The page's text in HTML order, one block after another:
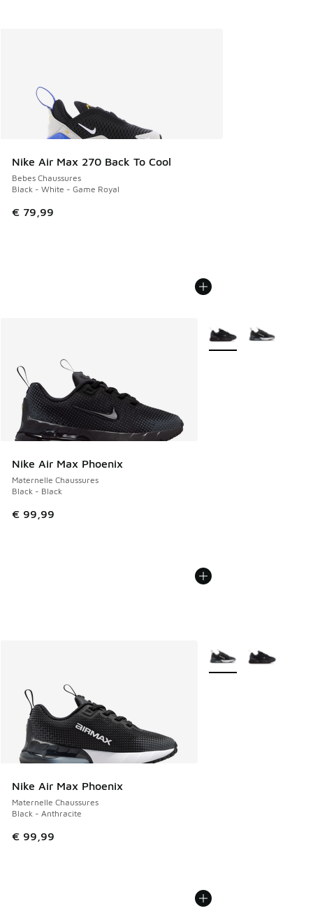
Nike Air Max 270 Back To Cool
Bebes Chaussures
Black - White - Game Royal
€ 79,99
Nike Air Max Phoenix
Maternelle Chaussures
Black - Black
€ 99,99
Plus de couleurs
Nike Air Max Phoenix
Maternelle Chaussures
Black - Anthracite
€ 99,99
Plus de couleurs